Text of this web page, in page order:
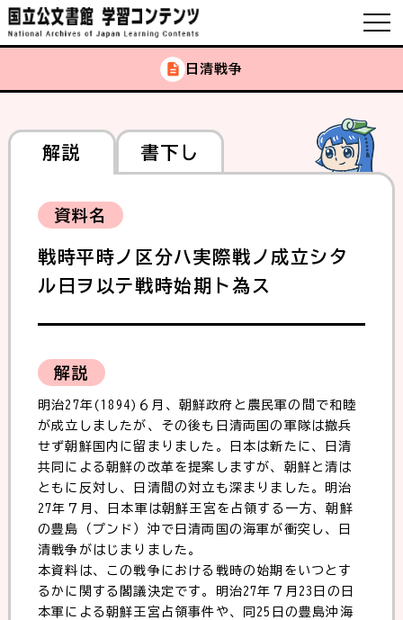
日清戦争
解説 書下し
資料名
戦時平時ノ区分ハ実際戦ノ成立シタ
ル日ヲ以テ戦時始期ト為ス
解説
明治27年(1894)６月、朝鮮政府と農民軍の間で和睦
が成立しましたが、その後も日清両国の軍隊は撤兵
せず朝鮮国内に留まりました。日本は新たに、日清
共同による朝鮮の改革を提案しますが、朝鮮と清は
ともに反対し、日清間の対立も深まりました。明治
27年７月、日本軍は朝鮮王宮を占領する一方、朝鮮
の豊島（プンド）沖で日清両国の海軍が衝突し、日
清戦争がはじまりました。
本資料は、この戦争における戦時の始期をいつとす
るかに関する閣議決定です。明治27年７月23日の日
本軍による朝鮮王宮占領事件や、同25日の豊島沖海